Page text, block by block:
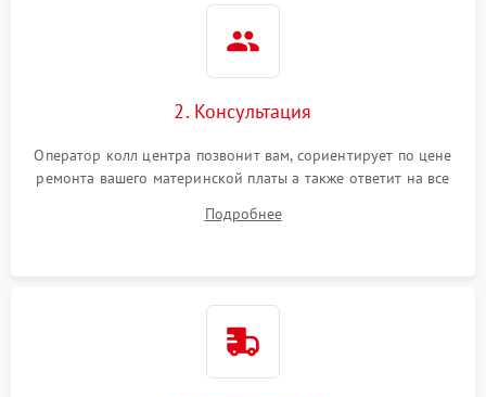
2. Консультация
Оператор колл центра позвонит вам, сориентирует по цене
ремонта вашего материнской платы а также ответит на все
Подробнее